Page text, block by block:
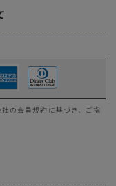
の会員規約に基づき、ご指